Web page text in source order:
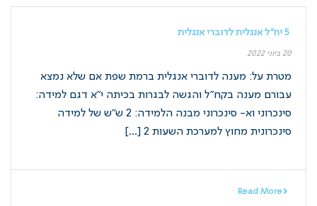
20 ביוני 2022
מטרת על: מענה לדוברי אנגלית ברמת שפת אם שלא נמצא
עבורם מענה בקח"ל והגשה לבגרות בכיתה י"א דגם למידה:
סינכרוני וא- סינכרוני מבנה הלמידה: 2 ש"ש של למידה
סינכרונית מחוץ למערכת השעות 2 [...]
Read More